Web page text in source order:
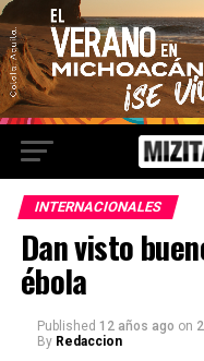
INTERNACIONALES
Dan visto
ébola
Published 12 años ago on
By Redaccion